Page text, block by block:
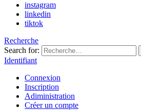
instagram
linkedin
tiktok
Recherche
Search for:
Identifiant
Connexion
Inscription
Adiministration
Créer un compte